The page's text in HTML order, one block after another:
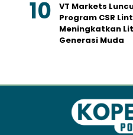
VT Markets
Program CSR
Meningkatkan
Generasi Muda